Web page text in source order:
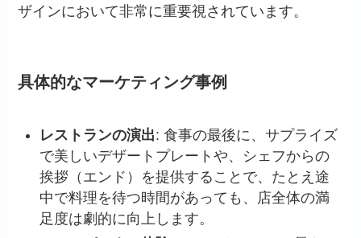
ザインにおいて非常に重要視されています。
具体的なマーケティング事例
レストランの演出: 食事の最後に、サプライズ
で美しいデザートプレートや、シェフからの
挨拶（エンド）を提供することで、たとえ途
中で料理を待つ時間があっても、店全体の満
足度は劇的に向上します。